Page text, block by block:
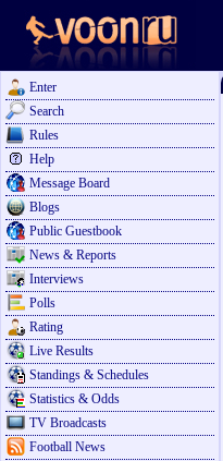
Enter
Search
Rules
Help
Message Board
Blogs
Public Guestbook
News & Reports
Interviews
Polls
Rating
Live Results
Standings & Schedules
Statistics & Odds
TV Broadcasts
Football News